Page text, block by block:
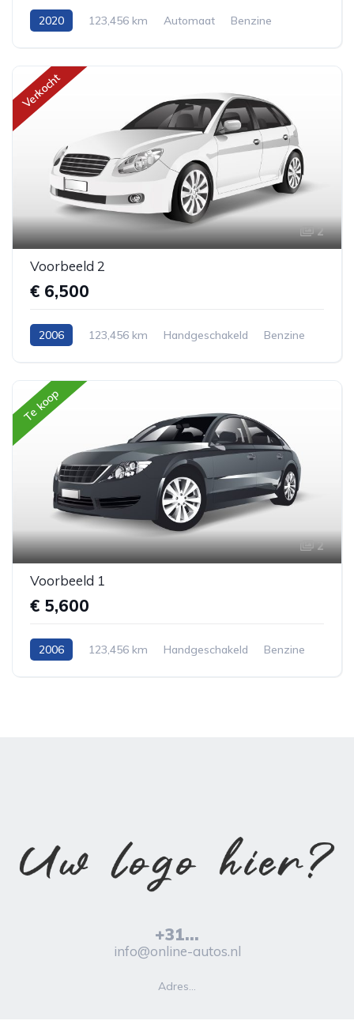
2020 123,456 km Automaat
Benzine
Verkocht
2
Voorbeeld 2
€ 6,500
2006 123,456 km Handgeschakeld
Benzine
Te koop
2
Voorbeeld 1
€ 5,600
2006 123,456 km Handgeschakeld
Benzine
+31...
info@online-autos.nl
Adres...